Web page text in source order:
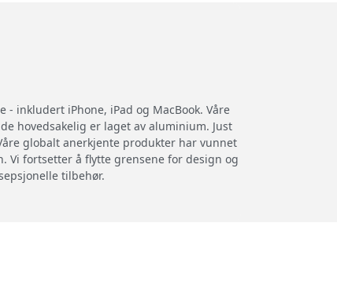
inkludert iPhone, iPad og MacBook. Våre
hovedsakelig er laget av aluminium. Just
globalt anerkjente produkter har vunnet
Vi fortsetter å flytte grensene for design og
tilbehør.